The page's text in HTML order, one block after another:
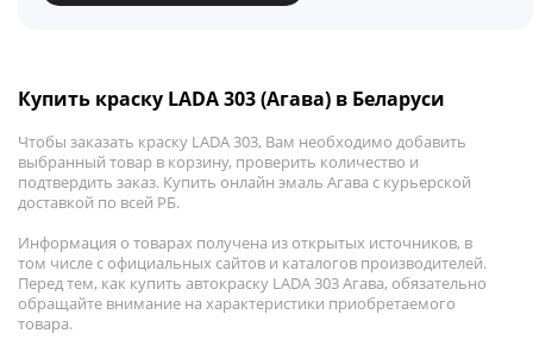
Купить краску LADA 303 (Агава) в Беларуси
Чтобы заказать краску LADA 303, Вам необходимо добавить
выбранный товар в корзину, проверить количество и
подтвердить заказ. Купить онлайн эмаль Агава с курьерской
доставкой по всей РБ.
Информация о товарах получена из открытых источников, в
том числе с официальных сайтов и каталогов производителей.
Перед тем, как купить автокраску LADA 303 Агава, обязательно
обращайте внимание на характеристики приобретаемого
товара.